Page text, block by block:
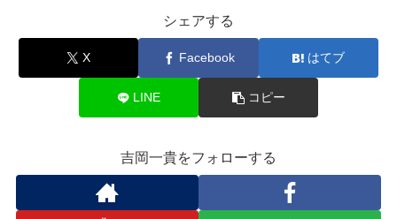
シェアする
X Facebook はてブ
LINE コピー
吉岡一貴をフォローする